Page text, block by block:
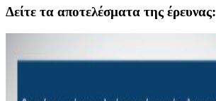
Δείτε τα αποτελέσματα της έρευνας: